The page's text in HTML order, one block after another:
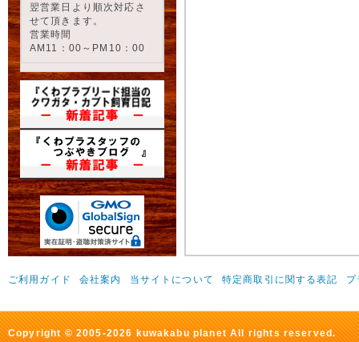
翌営業日より順次対応さ
せて頂きます。
営業時間
AM11：00～PM10：00
ご利用ガイド 会社案内 当サイトについて 特定商取引に関する表記 プ
Copyright © 2005-2026 kuwakabu planet All rights reserved.